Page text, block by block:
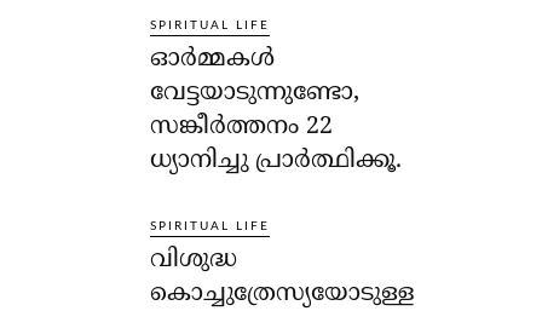
SPIRITUAL LIFE
ഓര്‍മ്മകള്‍
വേട്ടയാടുന്നുണ്ടോ,
സങ്കീര്‍ത്തനം 22
ധ്യാനിച്ചു പ്രാര്‍ത്ഥിക്കൂ.
SPIRITUAL LIFE
വിശുദ്ധ
കൊച്ചുത്രേസ്യയോടുള്ള